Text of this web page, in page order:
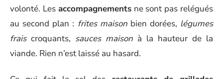
volonté. Les accompagnementsne sont pas relégués
au second plan : frites maisonbien dorées, légumes
fraiscroquants, sauces maison à la hauteur de la
viande. Rien n’est laissé au hasard.